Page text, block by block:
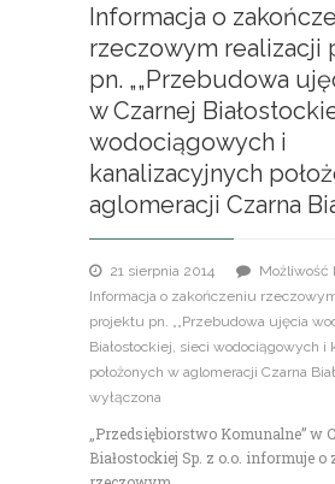
Informacja o
rzeczowym realizacji
pn. „„Przebudowa
w Czarnej
wodociągowych i
kanalizacyjnych
aglomeracji Czarna
21 sierpnia 2014
Możliwość
Informacja o zakończeniu
projektu pn. „„Przebudowa ujęcia
Białostockiej, sieci wodociągowych i
położonych w aglomeracji Czarna
wyłączona
„Przedsiębiorstwo Komunalne” w
Białostockiej Sp. z o.o. informuje o